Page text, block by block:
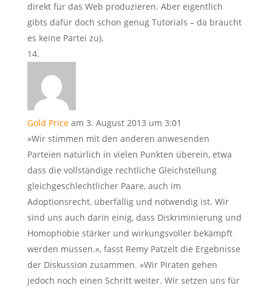
direkt für das Web produzieren. Aber eigentlich
gibts dafür doch schon genug Tutorials – da braucht
es keine Partei zu).
Gold Price am 3. August 2013 um 3:01
»Wir stimmen mit den anderen anwesenden
Parteien natürlich in vielen Punkten überein, etwa
dass die vollständige rechtliche Gleichstellung
gleichgeschlechtlicher Paare, auch im
Adoptionsrecht, überfällig und notwendig ist. Wir
sind uns auch darin einig, dass Diskriminierung und
Homophobie stärker und wirkungsvoller bekämpft
werden müssen.«, fasst Remy Patzelt die Ergebnisse
der Diskussion zusammen. »Wir Piraten gehen
jedoch noch einen Schritt weiter. Wir setzen uns für